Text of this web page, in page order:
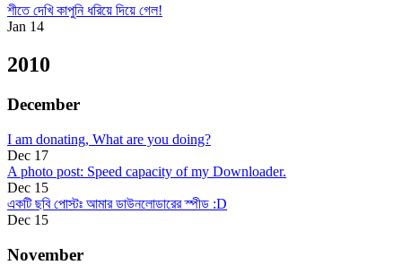
শীতে দেখি কাপুনি ধরিয়ে দিয়ে গেল!
Jan 14
2010
December
I am donating, What are you doing?
Dec 17
A photo post: Speed capacity of my Downloader.
Dec 15
একটি ছবি পোস্টঃ আমার ডাউনলোডারের স্পীড :D
Dec 15
November